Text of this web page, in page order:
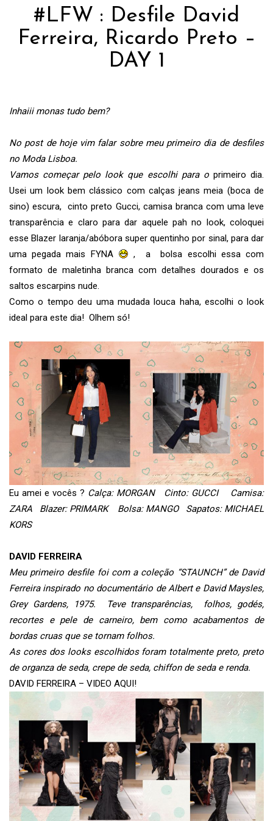
#LFW : Desfile David
Ferreira, Ricardo Preto –
DAY 1
Inhaiii monas tudo bem?
No post de hoje vim falar sobre meu primeiro dia de desfiles
no Moda Lisboa.
Vamos começar pelo look que escolhi para oprimeiro dia.
Usei um look bem clássico com calças jeans meia (boca de
sino) escura, cinto preto Gucci, camisa branca com uma leve
transparência e claro para dar aquele pah no look, coloquei
esse Blazer laranja/abóbora super quentinho por sinal, para dar
uma pegada mais FYNA
, a bolsa escolhi essa com
formato de maletinha branca com detalhes dourados e os
saltos escarpins nude.
Como o tempo deu uma mudada louca haha, escolhi o look
ideal para este dia! Olhem só!
Eu amei e vocês ? Calça: MORGAN Cinto: GUCCI Camisa:
ZARA Blazer: PRIMARK Bolsa: MANGO Sapatos: MICHAEL
KORS
DAVID FERREIRA
Meu primeiro desfile foi com a coleção “STAUNCH” de David
Ferreira inspirado no documentário de Albert e David Maysles,
Grey Gardens, 1975. Tevetransparências, folhos, godés,
recortes e pele de carneiro, bem como acabamentos de
bordas cruas que se tornam folhos.
As cores dos looks escolhidos foram totalmente preto, preto
de organza de seda, crepe de seda, chiffon de seda e renda.
DAVID FERREIRA – VIDEO AQUI!